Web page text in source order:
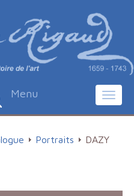
Menu
Portraits
DAZY